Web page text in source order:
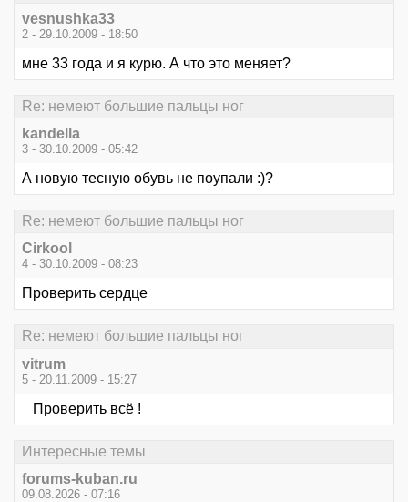
vesnushka33
2 - 29.10.2009 - 18:50
мне 33 года и я курю. А что это меняет?
Re: немеют большие пальцы ног
kandella
3 - 30.10.2009 - 05:42
А новую тесную обувь не поупали :)?
Re: немеют большие пальцы ног
Cirkool
4 - 30.10.2009 - 08:23
Проверить сердце
Re: немеют большие пальцы ног
vitrum
5 - 20.11.2009 - 15:27
Проверить всё !
Интересные темы
forums-kuban.ru
09.08.2026 - 07:16